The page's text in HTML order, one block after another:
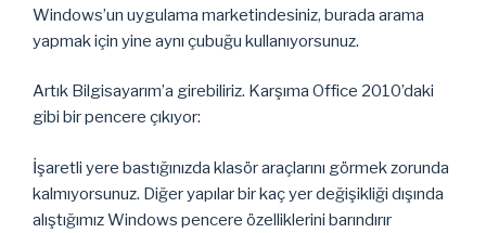
Windows’un uygulama marketindesiniz, burada arama
yapmak için yine aynı çubuğu kullanıyorsunuz.
Artık Bilgisayarım’a girebiliriz. Karşıma Office 2010’daki
gibi bir pencere çıkıyor:
İşaretli yere bastığınızda klasör araçlarını görmek zorunda
kalmıyorsunuz. Diğer yapılar bir kaç yer değişikliği dışında
alıştığımız Windows pencere özelliklerini barındırır